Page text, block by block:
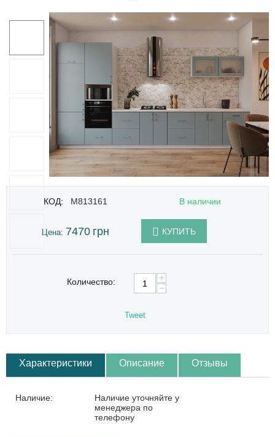
КОД: M813161 В наличии
Цена: 7470 грн КУПИТЬ
Количество:
+
−
Tweet
Характеристики Описание Отзывы
Наличие:
Наличие уточняйте у
менеджера по
телефону